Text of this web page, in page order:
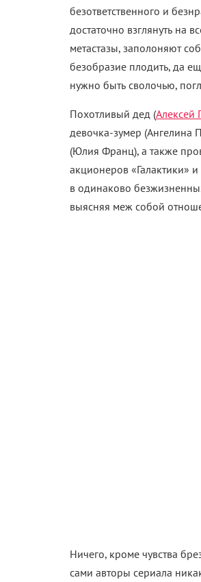
безответственного и
достаточно взглянуть на
метастазы, заполоняют
безобразие плодить, да
нужно быть сволочью,
Похотливый дед (Алексей
девочка-зумер (Ангелина
(Юлия Франц), а также
акционеров «Галактики»
в одинаково
выясняя меж собой
Ничего, кроме чувства
сами авторы сериала